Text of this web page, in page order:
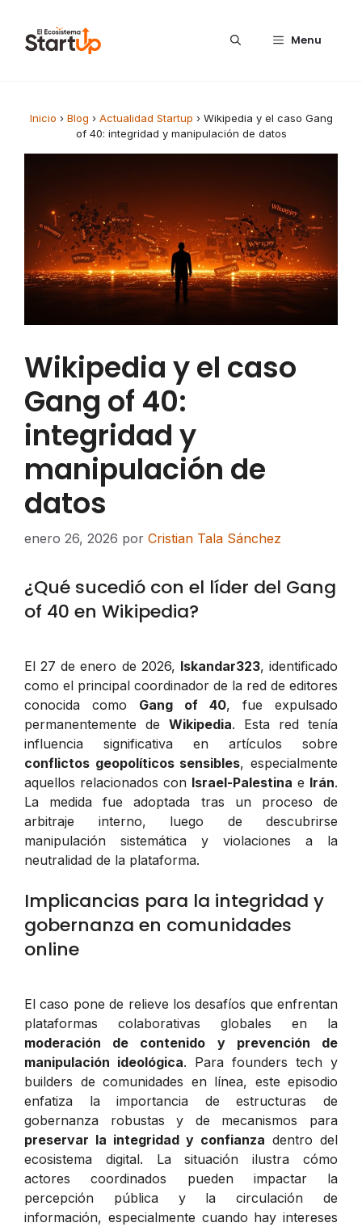
Menu
Inicio › Blog › Actualidad Startup › Wikipedia y el caso Gang
of 40: integridad y manipulación de datos
Wikipedia y el caso
Gang of 40:
integridad y
manipulación de
datos
enero 26, 2026 por Cristian Tala Sánchez
¿Qué sucedió con el líder del Gang
of 40 en Wikipedia?
El 27 de enero de 2026, Iskandar323, identificado
como el principal coordinador de la red de editores
conocida como Gang of 40, fue expulsado
permanentemente de Wikipedia. Esta red tenía
influencia significativa en artículos sobre
conflictos geopolíticos sensibles, especialmente
aquellos relacionados con Israel-Palestina e Irán.
La medida fue adoptada tras un proceso de
arbitraje interno, luego de descubrirse
manipulación sistemática y violaciones a la
neutralidad de la plataforma.
Implicancias para la integridad y
gobernanza en comunidades
online
El caso pone de relieve los desafíos que enfrentan
plataformas colaborativas globales en la
moderación de contenido y prevención de
manipulación ideológica. Para founders tech y
builders de comunidades en línea, este episodio
enfatiza la importancia de estructuras de
gobernanza robustas y de mecanismos para
preservar la integridad y confianza dentro del
ecosistema digital. La situación ilustra cómo
actores coordinados pueden impactar la
percepción pública y la circulación de
información, especialmente cuando hay intereses